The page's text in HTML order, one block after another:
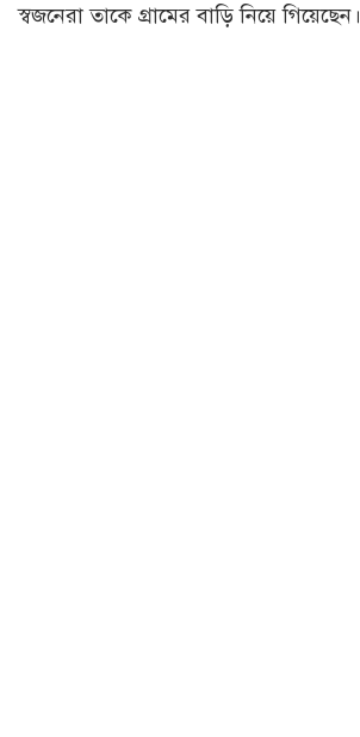
স্বজনেরা তাকে গ্রামের বাড়ি নিয়ে গিয়েছেন।